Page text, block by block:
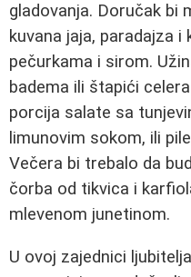
gladovanja. Doručak bi
kuvana jaja, paradajza
pečurkama i sirom.
badema ili štapići
porcija salate sa
limunovim sokom, ili
Večera bi trebalo da
čorba od tikvica i
mlevenom junetinom.
U ovoj zajednici